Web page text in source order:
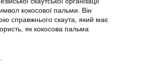
кокосової пальми. Він
справжнього скаута, який має
як кокосова пальма